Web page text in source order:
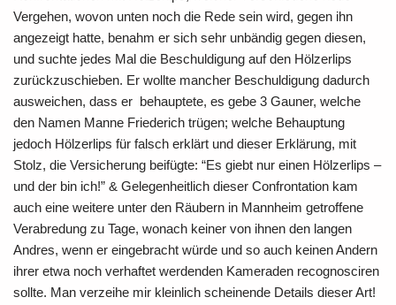
Vergehen, wovon unten noch die Rede sein wird, gegen ihn
angezeigt hatte, benahm er sich sehr unbändig gegen diesen,
und suchte jedes Mal die Beschuldigung auf den Hölzerlips
zurückzuschieben. Er wollte mancher Beschuldigung dadurch
ausweichen, dass er behauptete, es gebe 3 Gauner, welche
den Namen Manne Friederich trügen; welche Behauptung
jedoch Hölzerlips für falsch erklärt und dieser Erklärung, mit
Stolz, die Versicherung beifügte: “Es giebt nur einen Hölzerlips –
und der bin ich!” & Gelegenheitlich dieser Confrontation kam
auch eine weitere unter den Räubern in Mannheim getroffene
Verabredung zu Tage, wonach keiner von ihnen den langen
Andres, wenn er eingebracht würde und so auch keinen Andern
ihrer etwa noch verhaftet werdenden Kameraden recognosciren
sollte. Man verzeihe mir kleinlich scheinende Details dieser Art!